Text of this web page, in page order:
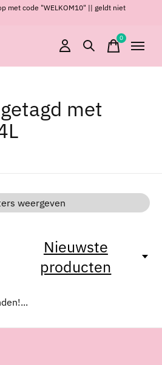
met code "WELKOM10" || geldt niet
0items
met
weergeven
Nieuwste
producten